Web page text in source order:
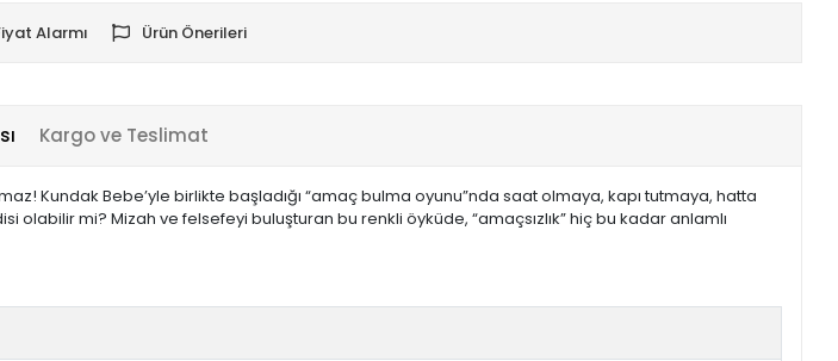
Alarmı Ürün Önerileri
Kargo ve Teslimat
Kundak Bebe’yle birlikte başladığı “amaç bulma oyunu”nda saat olmaya, kapı tutmaya, hatta
mi? Mizah ve felsefeyi buluşturan bu renkli öyküde, “amaçsızlık” hiç bu kadar anlamlı